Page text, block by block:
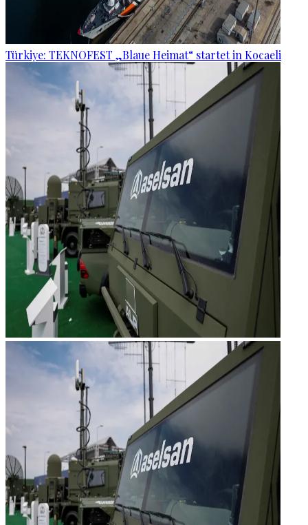
Türkiye: TEKNOFEST „Blaue Heimat“ startet in Kocaeli